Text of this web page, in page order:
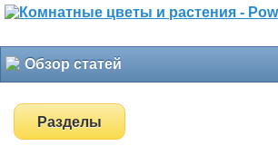
Обзор статей
Разделы